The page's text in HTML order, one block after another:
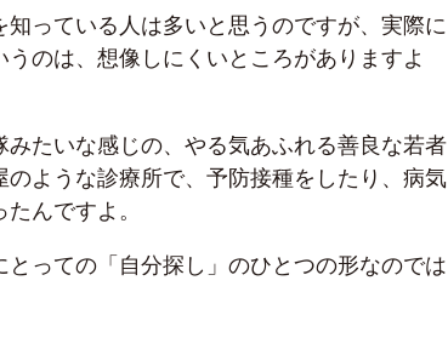
知っている人は多いと思うのですが、実際に
のは、想像しにくいところがありますよ
たいな感じの、やる気あふれる善良な若者
ような診療所で、予防接種をしたり、病気
んですよ。
っての「自分探し」のひとつの形なのでは